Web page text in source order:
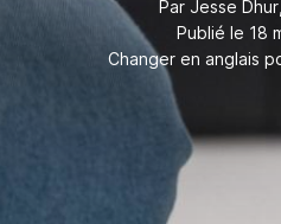
Par Jesse Dhur
Publié le 18
Changer en anglais